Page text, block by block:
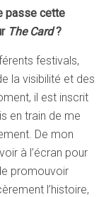
passe cette
The Card?
festivals,
la visibilité et des
il est inscrit
en train de me
De mon
à l’écran pour
promouvoir
l’histoire,